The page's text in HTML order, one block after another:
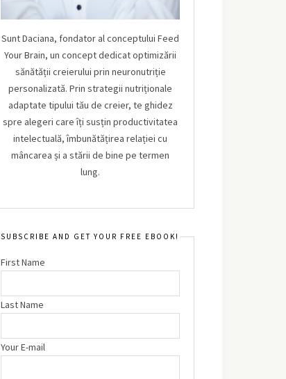
Sunt Daciana, fondator al conceptului Feed
Your Brain, un concept dedicat optimizării
sănătății creierului prin neuronutriție
personalizată. Prin strategii nutriționale
adaptate tipului tău de creier, te ghidez
spre alegeri care îți susțin productivitatea
intelectuală, îmbunătățirea relației cu
mâncarea și a stării de bine pe termen
lung.
SUBSCRIBE AND GET YOUR FREE EBOOK!
First Name
Last Name
Your E-mail